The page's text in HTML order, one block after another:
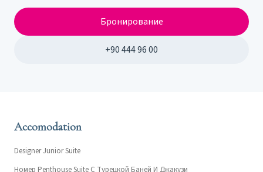
Бронирование
+90 444 96 00
Accomodation
Designer Junior Suite
Номер Penthouse Suite С Турецкой Баней И Джакузи